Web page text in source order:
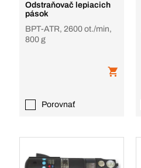
Odstraňovač lepiacich
pások
BPT-ATR, 2600 ot./min,
800 g
Porovnať